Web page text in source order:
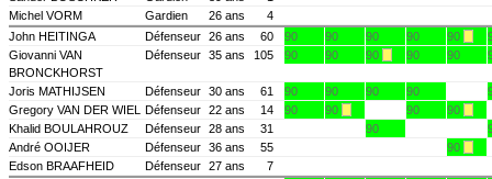
Michel VORM
Gardien 26 ans
4
John HEITINGA
Défenseur 26 ans 60 90 90 90 90 90
Giovanni VAN
BRONCKHORST
Défenseur 35 ans 105 90 90 90 90 90
Joris MATHIJSEN Défenseur 30 ans 61 90 90 90 90
Gregory VAN DER WIEL
Défenseur 22 ans 14 90 90 90
90
Khalid BOULAHROUZ
Défenseur 28 ans 31 90
André OOIJER
Défenseur 36 ans 55
90
Edson BRAAFHEID
Défenseur 27 ans
7